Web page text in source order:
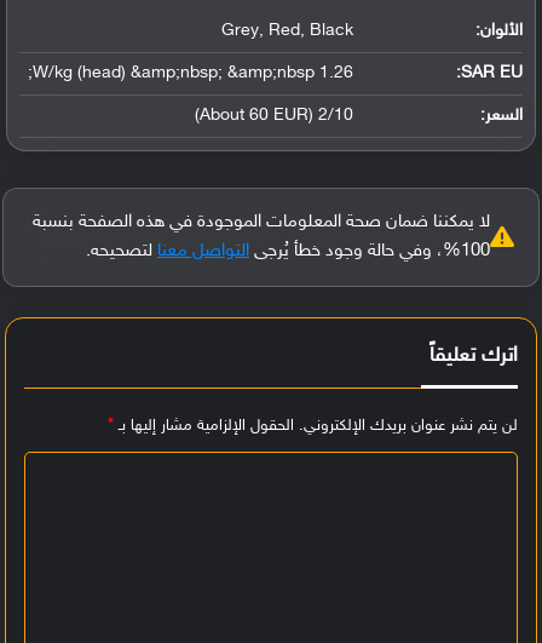
الألوان: Grey, Red, Black
SAR EU:
1.26 W/kg (head) &amp;nbsp; &amp;nbsp;
السعر: 2/10 (About 60 EUR)
لا يمكننا ضمان صحة المعلومات الموجودة في هذه الصفحة بنسبة
100%، وفي حالة وجود خطأ يُرجى
التواصل معنا لتصحيحه.
اترك تعليقاً
لن يتم نشر عنوان بريدك الإلكتروني. الحقول الإلزامية مشار إليها بـ*